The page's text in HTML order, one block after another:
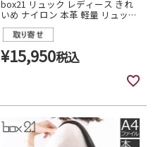
box21 リュック レディース きれ
いめ ナイロン 本革 軽量 リュック
サック リブシリーズ 1335472
¥15,950税込